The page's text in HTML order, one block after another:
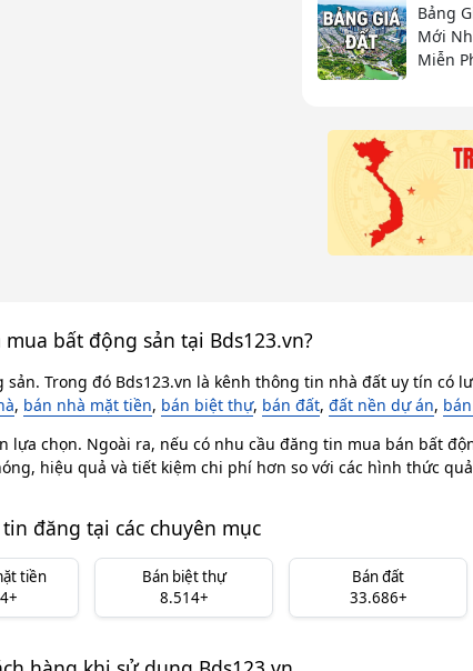
Bảng
Mới
Miễn
bất động sản tại Bds123.vn?
Trong đó Bds123.vn là kênh thông tin nhà đất uy tín có
, bán nhà mặt tiền, bán biệt thự, bán đất, đất nền dự án,
chọn. Ngoài ra, nếu có nhu cầu đăng tin mua bán bất
hiệu quả và tiết kiệm chi phí hơn so với các hình thức
đăng tại các chuyên mục
tiền
Bán biệt thự
8.514+
Bán đất
33.686+